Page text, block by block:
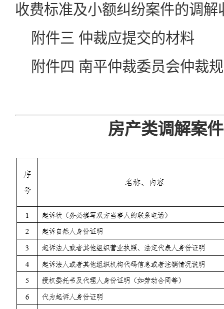
收费标准及小额纠纷案件的调解
附件三 仲裁应提交的材料
附件四 南平仲裁委员会仲裁
房产类调解案